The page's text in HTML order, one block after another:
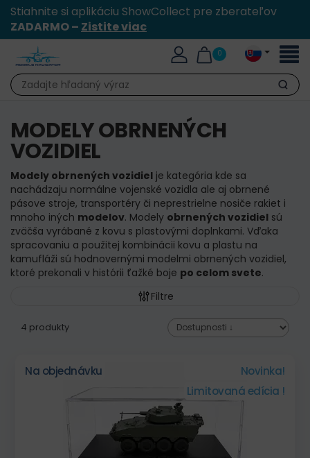
Stiahnite si aplikáciu ShowCollect pre zberateľov
ZADARMO – Zistite viac
0
Hľadať
MODELY OBRNENÝCH
VOZIDIEL
Modely obrnených vozidiel je kategória kde sa
nachádzaju normálne vojenské vozidla ale aj obrnené
pásove stroje, transportéry či neprestrielne nosiče rakiet i
mnoho iných modelov. Modely obrnených vozidiel sú
zväčša vyrábané z kovu s plastovými doplnkami. Vďaka
spracovaniu a použitej kombinácii kovu a plastu na
kamufláži sú hodnovernými modelmi obrnených vozidiel,
ktoré prekonali v histórii ťažké boje po celom svete.
Filtre
4 produkty
Na objednávku
Novinka!
Limitovaná edícia !